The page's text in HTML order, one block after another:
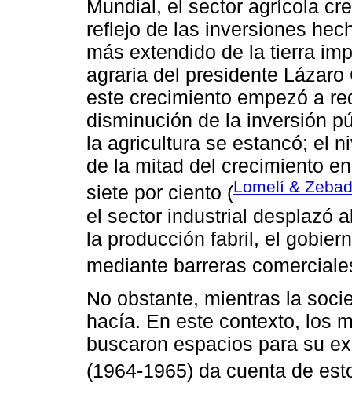
Mundial, el sector agrícola
reflejo de las inversiones
más extendido de la tierra
agraria del presidente
este crecimiento empezó a
disminución de la inversión
la agricultura se estancó; el
de la mitad del crecimiento
siete por ciento (Lomelí &
el sector industrial desplazó
la producción fabril, el
mediante barreras
No obstante, mientras la
hacía. En este contexto, los
buscaron espacios para su
(1964-1965) da cuenta de